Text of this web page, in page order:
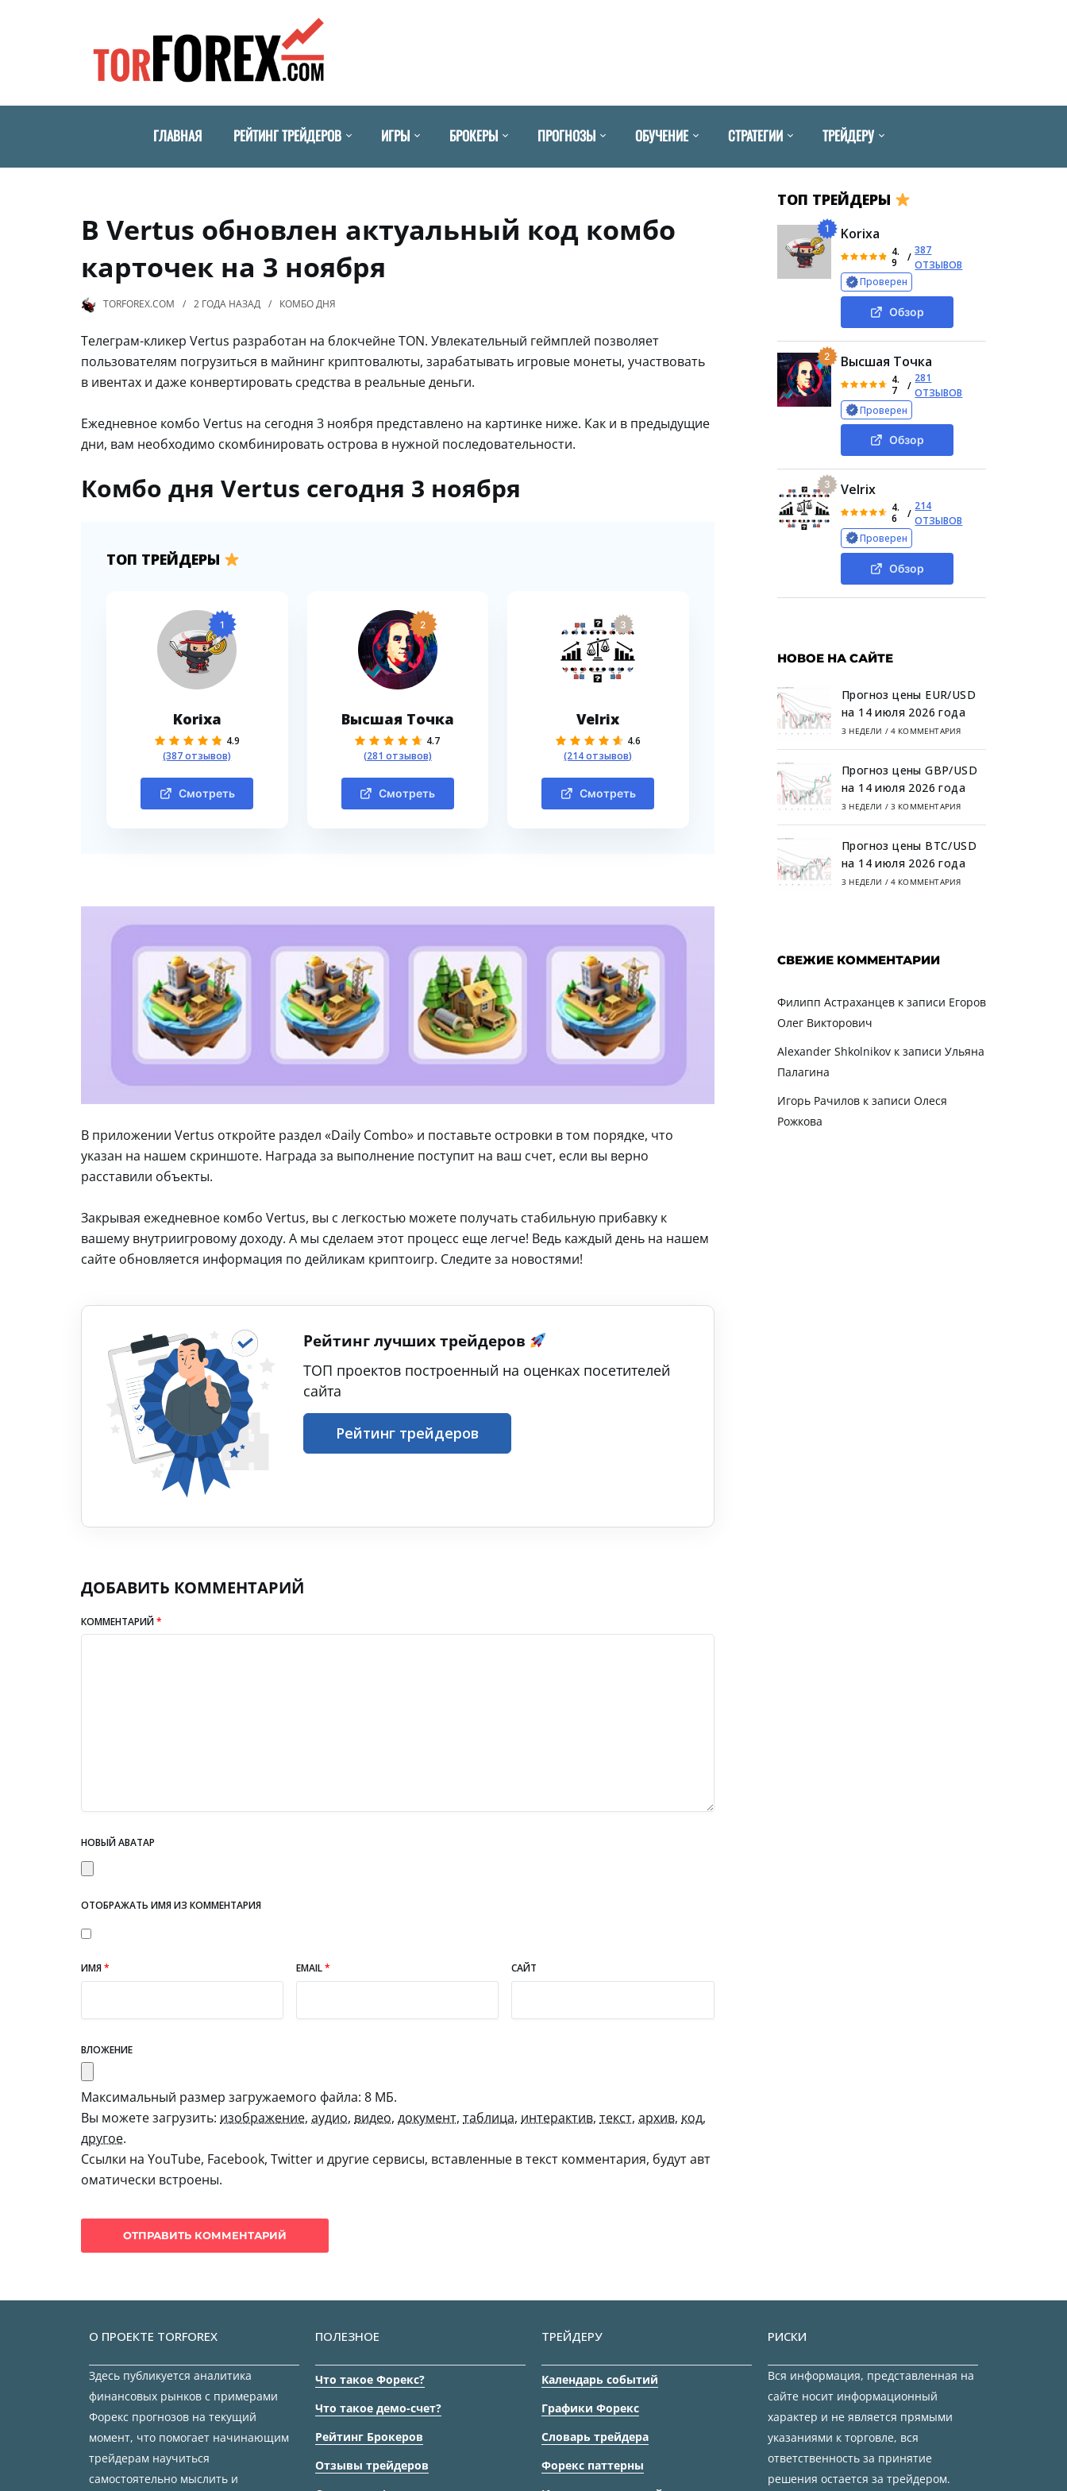
ГЛАВНАЯ РЕЙТИНГ ТРЕЙДЕРОВ ИГРЫ БРОКЕРЫ ПРОГНОЗЫ ОБУЧЕНИЕ СТРАТЕГИИ ТРЕЙДЕРУ
В Vertus обновлен актуальный код комбо
карточек на 3 ноября
TORFOREX.COM 2 ГОДА НАЗАД КОМБО ДНЯ
Телеграм-кликер Vertus разработан на блокчейне TON. Увлекательный геймплей позволяет
пользователям погрузиться в майнинг криптовалюты, зарабатывать игровые монеты, участвовать
в ивентах и даже конвертировать средства в реальные деньги.
Ежедневное комбо Vertus на сегодня 3 ноября представлено на картинке ниже. Как и в предыдущие
дни, вам необходимо скомбинировать острова в нужной последовательности.
Комбо дня Vertus сегодня 3 ноября
ТОП ТРЕЙДЕРЫ
1
Korixa
4.9
(387 отзывов)
Смотреть
2
Высшая Точка
4.7
(281 отзывов)
Смотреть
3
Velrix
4.6
(214 отзывов)
Смотреть
В приложении Vertus откройте раздел «Daily Combo» и поставьте островки в том порядке, что
указан на нашем скриншоте. Награда за выполнение поступит на ваш счет, если вы верно
расставили объекты.
Закрывая ежедневное комбо Vertus, вы с легкостью можете получать стабильную прибавку к
вашему внутриигровому доходу. А мы сделаем этот процесс еще легче! Ведь каждый день на нашем
сайте обновляется информация по дейликам криптоигр. Следите за новостями!
Рейтинг лучших трейдеров
ТОП проектов построенный на оценках посетителей
сайта
Рейтинг трейдеров
ДОБАВИТЬ КОММЕНТАРИЙ
КОММЕНТАРИЙ*
НОВЫЙ АВАТАР
ОТОБРАЖАТЬ ИМЯ ИЗ КОММЕНТАРИЯ
ИМЯ* EMAIL* САЙТ
ВЛОЖЕНИЕ
Максимальный размер загружаемого файла: 8 МБ.
Вы можете загрузить: изображение, аудио, видео, документ, таблица, интерактив, текст, архив, код,
другое.
Ссылки на YouTube, Facebook, Twitter и другие сервисы, вставленные в текст комментария, будут авт
оматически встроены.
ТОП ТРЕЙДЕРЫ
1 Korixa
4.
9
/
387
ОТЗЫВОВ
Проверен
Обзор
2 Высшая Точка
4.
7
/
281
ОТЗЫВОВ
Проверен
Обзор
3 Velrix
4.
6
/
214
ОТЗЫВОВ
Проверен
Обзор
НОВОЕ НА САЙТЕ
Прогноз цены EUR/USD
на 14 июля 2026 года
3 НЕДЕЛИ / 4 КОММЕНТАРИЯ
Прогноз цены GBP/USD
на 14 июля 2026 года
3 НЕДЕЛИ / 3 КОММЕНТАРИЯ
Прогноз цены BTC/USD
на 14 июля 2026 года
3 НЕДЕЛИ / 4 КОММЕНТАРИЯ
СВЕЖИЕ КОММЕНТАРИИ
Филипп Астраханцевк записи Егоров
Олег Викторович
Alexander Shkolnikovк записи Ульяна
Палагина
Игорь Рачиловк записи Олеся
Рожкова
О ПРОЕКТЕ TORFOREX
Здесь публикуется аналитика
финансовых рынков с примерами
Форекс прогнозов на текущий
момент, что помогает начинающим
трейдерам научиться
самостоятельно мыслить и
ПОЛЕЗНОЕ
Что такое Форекс?
Что такое демо-счет?
Рейтинг Брокеров
Отзывы трейдеров
ТРЕЙДЕРУ
Календарь событий
Графики Форекс
Словарь трейдера
Форекс паттерны
РИСКИ
Вся информация, представленная на
сайте носит информационный
характер и не является прямыми
указаниями к торговле, вся
ответственность за принятие
решения остается за трейдером.